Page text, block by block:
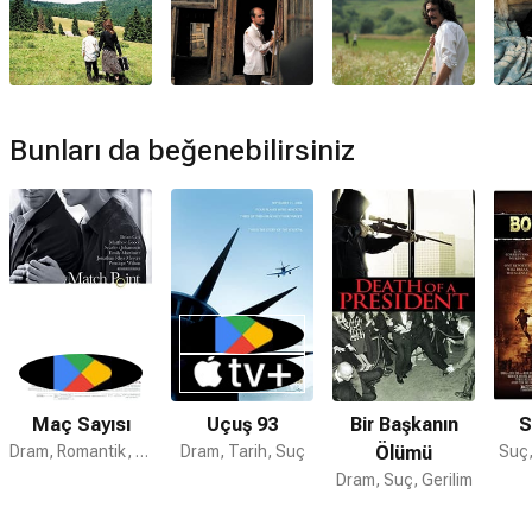
Katalin Varga devam filmi var mı?
Hayır. Katalin Varga için devam filmi bulunmamaktadır.
Bunları da beğenebilirsiniz
Maç Sayısı
Dram, Romantik, Gerilim
Uçuş 93
Dram, Tarih, Suç
Bir Başkanın
Ölümü
Dram, Suç, Gerilim